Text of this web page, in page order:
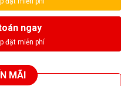
ngay
MÃI